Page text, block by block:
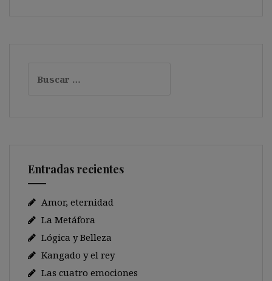
Entradas recientes
Amor, eternidad
La Metáfora
Lógica y Belleza
Kangado y el rey
Las cuatro emociones